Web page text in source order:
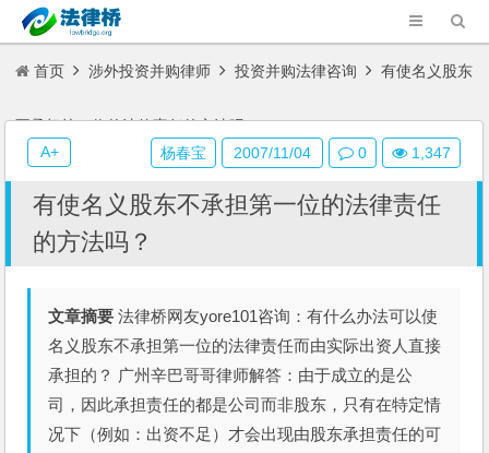
首页 涉外投资并购律师 投资并购法律咨询 有使名义股东
不承担第一位的法律责任的方法吗？
有使名义股东不承担第一位的法律责任
的方法吗？
文章摘要 法律桥网友yore101咨询：有什么办法可以使
名义股东不承担第一位的法律责任而由实际出资人直接
承担的？ 广州辛巴哥哥律师解答：由于成立的是公
司，因此承担责任的都是公司而非股东，只有在特定情
况下（例如：出资不足）才会出现由股东承担责任的可
杨春宝 2007/11/04 0 1,347
A+